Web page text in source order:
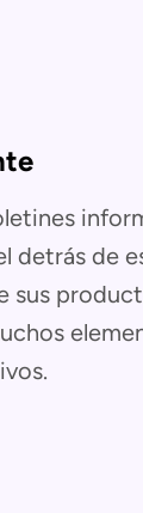
detrás de
sus